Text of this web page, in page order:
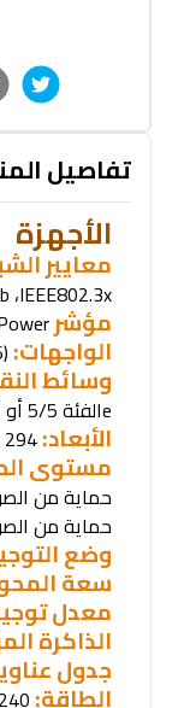
تفاصيل
الأجهزة
معايير
،IEEE802.3x
مؤشرLED:
الواجهات: (16)
وسائط
الفئة 5/5e
الأبعاد:294 مم × 120 مم × 44 مم
مستوى
حماية من الصواعق
حماية من
وضع
سعة
معدل
الذاكرة
جدول
الطاقة:
100-240